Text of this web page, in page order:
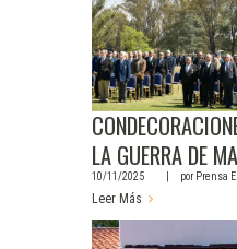
LA GUERRA DE
10/11/2025 porPrensa
Leer Más